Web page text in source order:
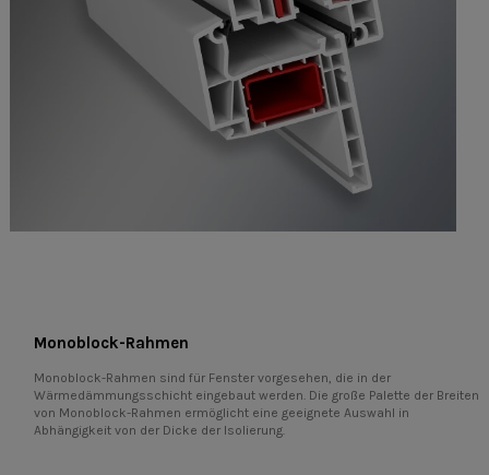
Monoblock-Rahmen
Monoblock-Rahmen sind für Fenster vorgesehen, die in der
Wärmedämmungsschicht eingebaut werden. Die große Palette der Breiten
von Monoblock-Rahmen ermöglicht eine geeignete Auswahl in
Abhängigkeit von der Dicke der Isolierung.